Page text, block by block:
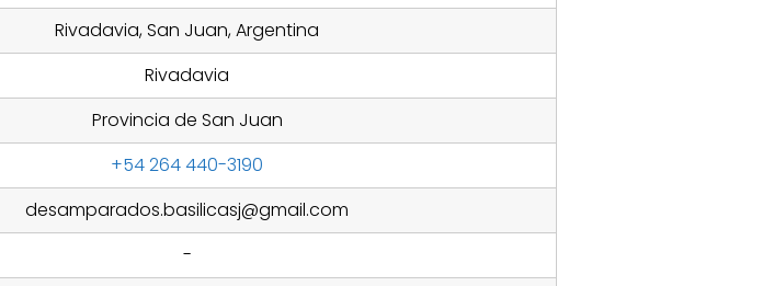
Rivadavia, San Juan, Argentina
Rivadavia
Provincia de San Juan
+54 264 440-3190
desamparados.basilicasj@gmail.com
-